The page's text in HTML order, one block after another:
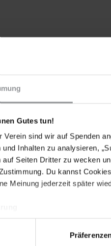
Gutes tun!
Verein sind wir auf Spenden
und Inhalten zu analysieren,
auf Seiten Dritter zu wecken
Du kannst
Meinung jederzeit später